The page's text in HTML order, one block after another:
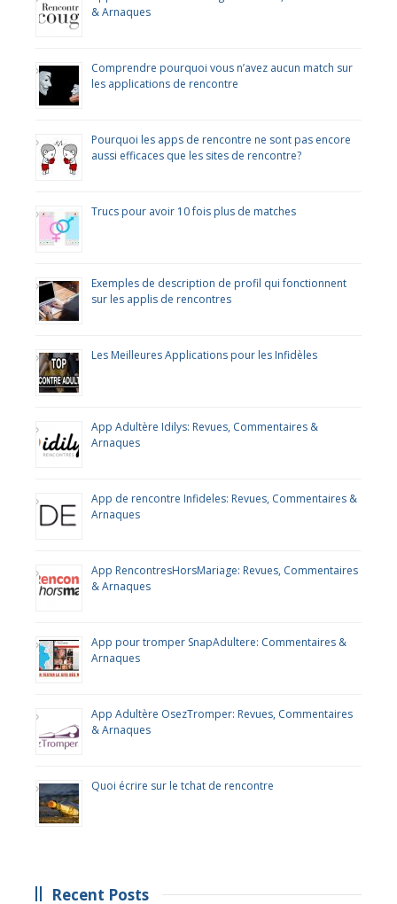
& Arnaques
Comprendre pourquoi vous n’avez aucun match sur
les applications de rencontre
Pourquoi les apps de rencontre ne sont pas encore
aussi efficaces que les sites de rencontre?
Trucs pour avoir 10 fois plus de matches
Exemples de description de profil qui fonctionnent
sur les applis de rencontres
Les Meilleures Applications pour les Infidèles
App Adultère Idilys: Revues, Commentaires &
Arnaques
App de rencontre Infideles: Revues, Commentaires &
Arnaques
App RencontresHorsMariage: Revues, Commentaires
& Arnaques
App pour tromper SnapAdultere: Commentaires &
Arnaques
App Adultère OsezTromper: Revues, Commentaires
& Arnaques
Quoi écrire sur le tchat de rencontre
Recent Posts